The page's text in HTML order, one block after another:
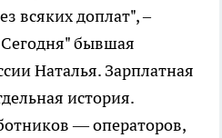
всяких доплат", –
Сегодня" бывшая
Наталья. Зарплатная
история.
— операторов,